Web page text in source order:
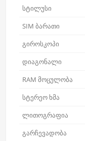
სტილუსი
SIM ბარათი
გიროსკოპი
დიაგონალი
RAM მოცულობა
სტერეო ხმა
ლითოგრაფია
გარჩევადობა